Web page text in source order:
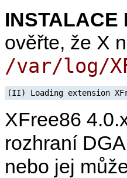
INSTALACE
ověřte, že X
/var/log/
(II) Loading extension
XFree86
rozhraní DGA
nebo jej